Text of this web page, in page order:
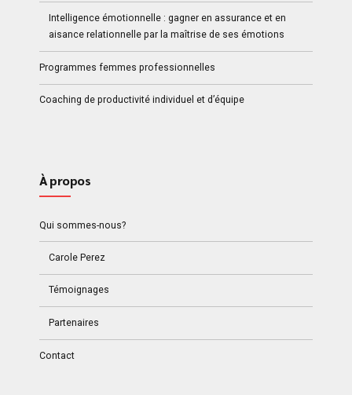
Intelligence émotionnelle : gagner en assurance et en
aisance relationnelle par la maîtrise de ses émotions
Programmes femmes professionnelles
Coaching de productivité individuel et d’équipe
À propos
Qui sommes-nous?
Carole Perez
Témoignages
Partenaires
Contact